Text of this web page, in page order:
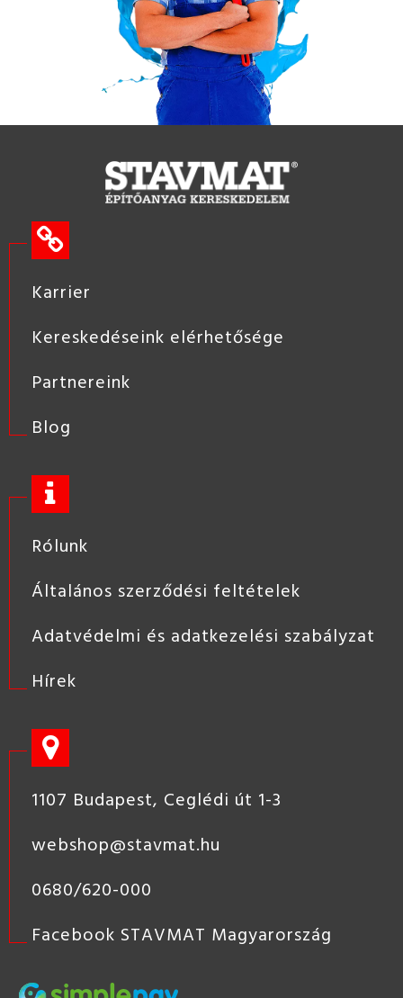
Karrier
Kereskedéseink elérhetősége
Partnereink
Blog
Rólunk
Általános szerződési feltételek
Adatvédelmi és adatkezelési szabályzat
Hírek
1107 Budapest, Ceglédi út 1-3
webshop@stavmat.hu
0680/620-000
Facebook STAVMAT Magyarország